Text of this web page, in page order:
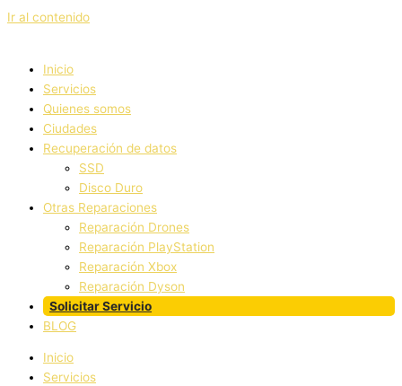
Ir al contenido
Inicio
Servicios
Quienes somos
Ciudades
Recuperación de datos
SSD
Disco Duro
Otras Reparaciones
Reparación Drones
Reparación PlayStation
Reparación Xbox
Reparación Dyson
Solicitar Servicio
BLOG
Inicio
Servicios